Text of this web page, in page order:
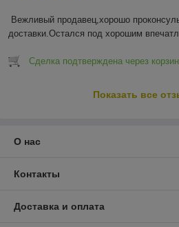
Вежливый продавец,хорошо
доставки.Остался под хорошим
Сделка подтверждена через
Показать все
О нас
Контакты
Доставка и оплата